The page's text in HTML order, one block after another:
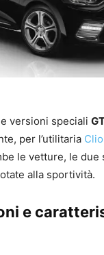
versioni speciali
per l’utilitaria Clio
le vetture, le due
alla sportività.
e